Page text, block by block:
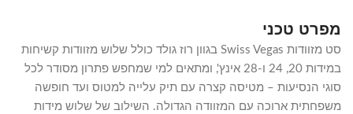
מפרט טכני
סט מזוודות Swiss Vegas בגוון רוז גולד כולל שלוש מזוודות קשיחות
במידות 20, 24 ו-28 אינץ', ומתאים למי שמחפש פתרון מסודר לכל
סוגי הנסיעות – מטיסה קצרה עם תיק עלייה למטוס ועד חופשה
משפחתית ארוכה עם המזוודה הגדולה. השילוב של שלוש מידות